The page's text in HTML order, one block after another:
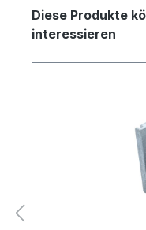
Produktgalerie
Diese Produkte
interessieren